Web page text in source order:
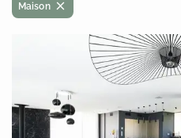
Maison